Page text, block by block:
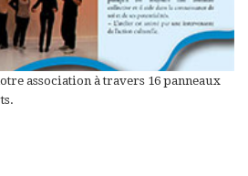
association à travers 16 panneaux